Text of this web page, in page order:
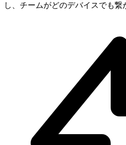
し、チームがどのデバイスでも繋